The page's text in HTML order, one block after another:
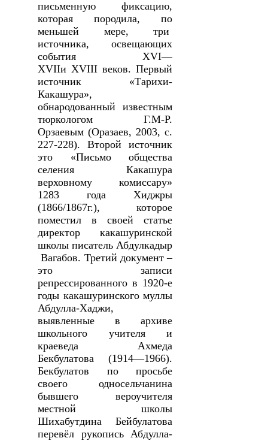
письменную фиксацию,
которая породила, по
меньшей мере, три
источника, освещающих
события XVI—
XVIIи XVIII веков. Первый
источник «Тарихи-
Какашура»,
обнародованный известным
тюркологом Г.М-Р.
Орзаевым (Оразаев, 2003, с.
227-228). Второй источник
это «Письмо общества
селения Какашура
верховному комиссару»
1283 года Хиджры
(1866/1867г.), которое
поместил в своей статье
директор какашуринской
школы писатель Абдулкадыр
Вагабов. Третий документ –
это записи
репрессированного в 1920-е
годы какашуринского муллы
Абдулла-Хаджи,
выявленные в архиве
школьного учителя и
краеведа Ахмеда
Бекбулатова (1914—1966).
Бекбулатов по просьбе
своего односельчанина
бывшего вероучителя
местной школы
Шихабутдина Бейбулатова
перевёл рукопись Абдулла-